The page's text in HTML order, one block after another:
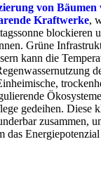
von
Kraftwerke,
blockieren
Grüne
kann die
gedeihen. Diese
zusammen,
das